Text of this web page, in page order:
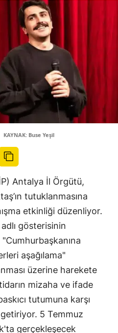
KAYNAK: Buse Yeşil
Antalya İl Örgütü,
tutuklanmasına
etkinliği düzenliyor.
gösterisinin
"Cumhurbaşkanına
aşağılama"
üzerine harekete
mizaha ve ifade
tutumuna karşı
5 Temmuz
gerçekleşecek